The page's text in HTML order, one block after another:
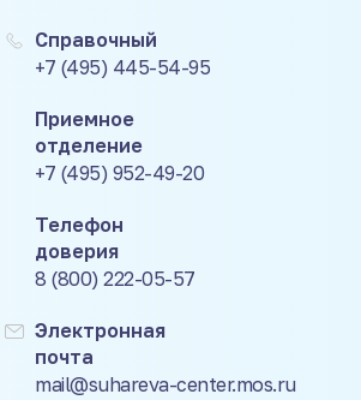
Справочный
+7 (495) 445-54-95
Приемное
отделение
+7 (495) 952-49-20
Телефон
доверия
8 (800) 222-05-57
Электронная
почта
mail@suhareva-center.mos.ru